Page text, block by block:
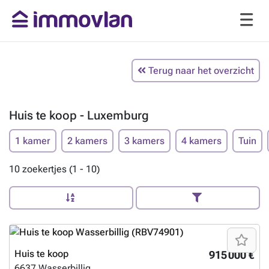
Terug naar het overzicht
Huis te koop - Luxemburg
1 kamer 2 kamers 3 kamers 4 kamers Tuin
10 zoekertjes (1 - 10)
915 000 €
Huis te koop